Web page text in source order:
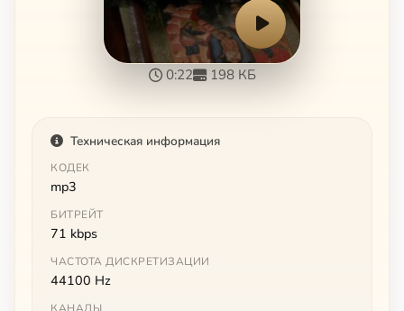
0:22 198 КБ
Техническая информация
КОДЕК
mp3
БИТРЕЙТ
71 kbps
ЧАСТОТА ДИСКРЕТИЗАЦИИ
44100 Hz